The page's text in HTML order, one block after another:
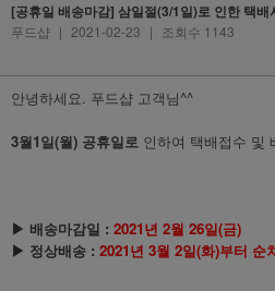
[공휴일 배송마감] 삼일절(3/1일)로 인한 택배
푸드샵 | 2021-02-23 | 조회수 1143
안녕하세요. 푸드샵 고객님^^
3월1일(월) 공휴일로 인하여 택배접수 및
▶ 배송마감일 : 2021년 2월 26일(금)
▶ 정상배송 : 2021년 3월 2일(화)부터 순